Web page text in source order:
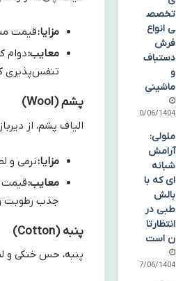
مزایا:قیمت
معایب:دوام
تنفس‌پذیری
پشم (Wool)
الیاف پشم، از
مزایا:نرمی و
معایب:قیمت
جذب رطوبت
پنبه (Cotton)
پنبه، حس خنکی و
تخصص
ی انواع
فرش
دستباف
و
ماشینی
30/06/1404
ملولی:
آرامش
شبانه
ای که با
بالش
طبی در
انتظارتا
ن است
27/06/1404